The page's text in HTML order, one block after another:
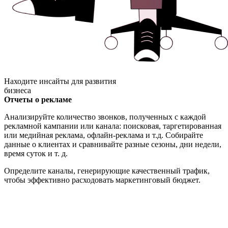
Находите инсайты для развития
бизнеса
Отчеты о рекламе
Анализируйте количество звонков, полученных с каждой
рекламной кампании или канала: поисковая, таргетированная
или медийная реклама, офлайн-реклама и т.д. Собирайте
данные о клиентах и сравнивайте разные сезоны, дни недели,
время суток и т. д.
Определите каналы, генерирующие качественный трафик,
чтобы эффективно расходовать маркетинговый бюджет.